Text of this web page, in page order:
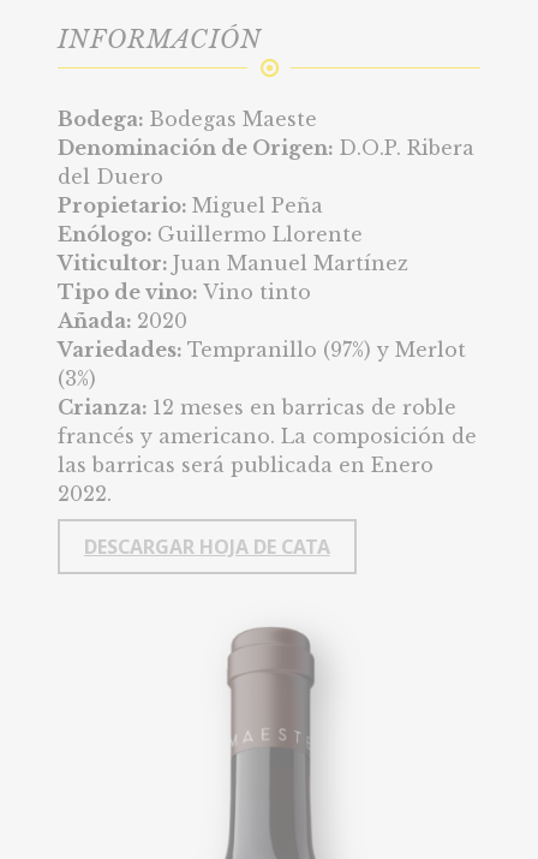
INFORMACIÓN
Bodega: Bodegas Maeste
Denominación de Origen: D.O.P. Ribera
del Duero
Propietario: Miguel Peña
Enólogo: Guillermo Llorente
Viticultor: Juan Manuel Martínez
Tipo de vino: Vino tinto
Añada: 2020
Variedades: Tempranillo (97%) y Merlot
(3%)
Crianza: 12 meses en barricas de roble
francés y americano. La composición de
las barricas será publicada en Enero
2022.
DESCARGAR HOJA DE CATA